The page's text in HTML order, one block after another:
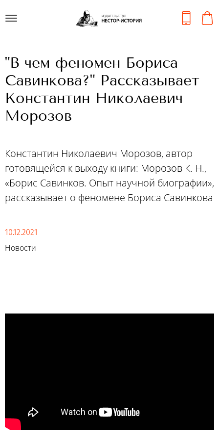
"В чем феномен Бориса
Савинкова?" Рассказывает
Константин Николаевич
Морозов
Константин Николаевич Морозов, автор
готовящейся к выходу книги: Морозов К. Н.,
«Борис Савинков. Опыт научной биографии»,
рассказывает о феномене Бориса Савинкова
10.12.2021
Новости